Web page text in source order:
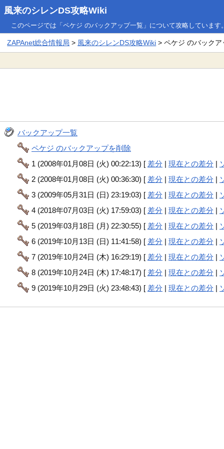
風来のシレンDS攻略Wiki
このページでは「ペケジ のバックアップ一覧」について攻略しています。
ZAPAnet総合情報局 > 風来のシレンDS攻略Wiki > ペケジ のバックア
バックアップ一覧
ペケジ のバックアップを削除
1 (2008年01月08日 (火) 00:22:13) [ 差分 |現在との差分 |
2 (2008年01月08日 (火) 00:36:30) [ 差分 |現在との差分 |
3 (2009年05月31日 (日) 23:19:03) [ 差分 |現在との差分 |
4 (2018年07月03日 (火) 17:59:03) [ 差分 |現在との差分 |
5 (2019年03月18日 (月) 22:30:55) [ 差分 |現在との差分 |
6 (2019年10月13日 (日) 11:41:58) [ 差分 |現在との差分 |
7 (2019年10月24日 (木) 16:29:19) [ 差分 |現在との差分 |
8 (2019年10月24日 (木) 17:48:17) [ 差分 |現在との差分 |
9 (2019年10月29日 (火) 23:48:43) [ 差分 |現在との差分 |